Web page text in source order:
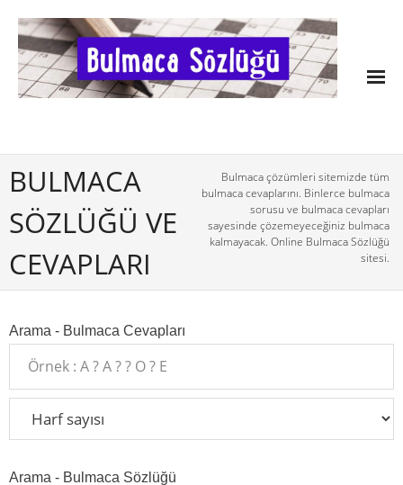
BULMACA
SÖZLÜĞÜ VE
CEVAPLARI
Bulmaca çözümleri sitemizde tüm
bulmaca cevaplarını. Binlerce bulmaca
sorusu ve bulmaca cevapları
sayesinde çözemeyeceğiniz bulmaca
kalmayacak. Online Bulmaca Sözlüğü
sitesi.
Arama - Bulmaca Cevapları
Arama - Bulmaca Sözlüğü